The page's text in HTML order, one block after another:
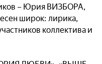
– Юрия ВИЗБОРА,
широк: лирика,
коллектива и